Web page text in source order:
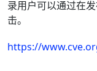
录用户可以通过在
击。
https://